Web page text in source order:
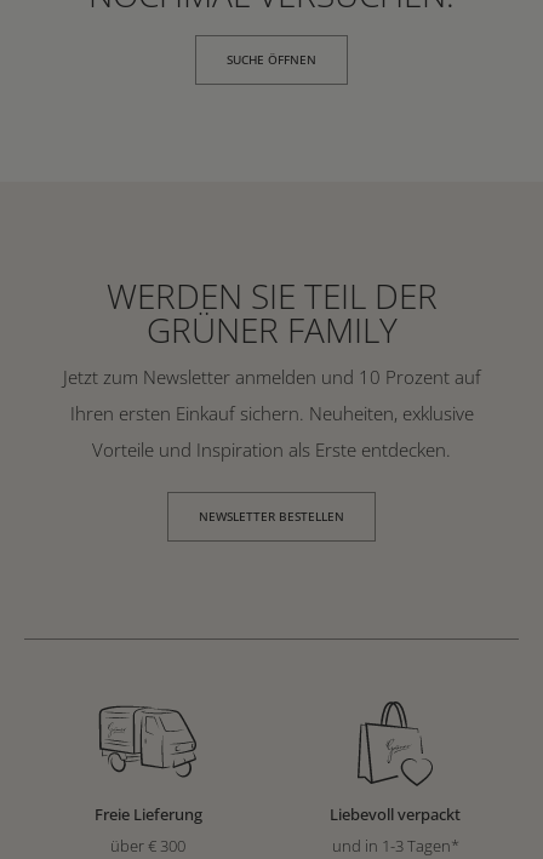
SUCHE ÖFFNEN
WERDEN SIE TEIL DER
GRÜNER FAMILY
Jetzt zum Newsletter anmelden und 10 Prozent auf
Ihren ersten Einkauf sichern. Neuheiten, exklusive
Vorteile und Inspiration als Erste entdecken.
NEWSLETTER BESTELLEN
Freie Lieferung
über € 300
Liebevoll verpackt
und in 1-3 Tagen*